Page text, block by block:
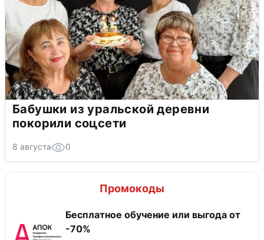
Бабушки из уральской деревни
покорили соцсети
8 августа 0
Промокоды
Бесплатное обучение или выгода от
-70%